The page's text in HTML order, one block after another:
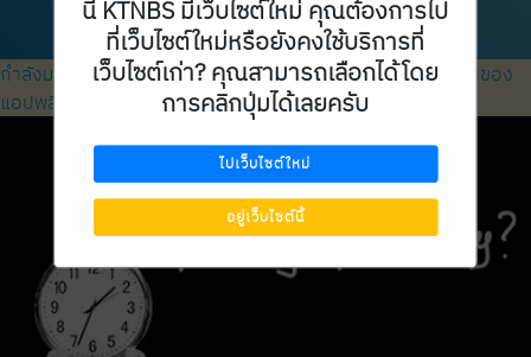
กำลังมองหาโซลูชันที่ปลอดภัยสำหรับการทดสอบความปลอดภัยของ
แอปพลิเคชัน ที่รวดเร็ว แม่นยำ และคล่องตัว?
นี้ KTNBS มีเว็บไซต์ใหม่ คุณต้องการไป
ที่เว็บไซต์ใหม่หรือยังคงใช้บริการที่
เว็บไซต์เก่า? คุณสามารถเลือกได้โดย
การคลิกปุ่มได้เลยครับ
ไปเว็บไซต์ใหม่
อยู่เว็บไซต์นี้